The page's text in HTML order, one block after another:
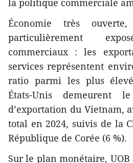
la politique commerciale
Économie très
particulièrement
commerciaux : les
services représentent
ratio parmi les plus
États-Unis demeurent
d’exportation du Vietnam,
total en 2024, suivis de la
République de Corée (6 %).
Sur le plan monétaire, UOB